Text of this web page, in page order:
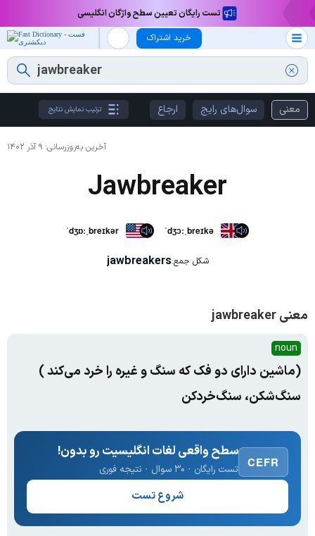
تست رایگان تعیین سطح واژگان انگلیسی
خرید اشتراک
معنی سوال‌های رایج ارجاع ترتیب نمایش نتایج
آخرین به‌روزرسانی: ۹ آذر ۱۴۰۲
Jawbreaker
ˈdʒɒːˌbreɪkər ˈdʒɔːˌbreɪkə
شکل جمع:jawbreakers
معنی jawbreaker
noun
(ماشین دارای دو فک که سنگ و غیره را خرد می‌کند )
سنگ‌شکن، سنگ‌خرد‌کن
CEFR
سطح واقعی لغات انگلیسیت رو بدون!
تست رایگان · ۳۰ سوال · نتیجه فوری
شروع تست